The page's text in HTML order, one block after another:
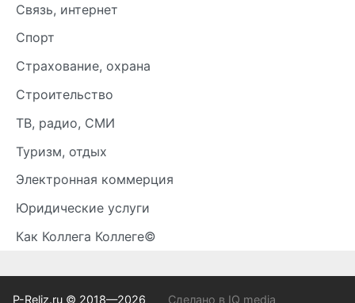
Связь, интернет
Спорт
Страхование, охрана
Строительство
ТВ, радио, СМИ
Туризм, отдых
Электронная коммерция
Юридические услуги
Как Коллега Коллеге©
P-Reliz.ru © 2018—2026 Сделано в IQ media